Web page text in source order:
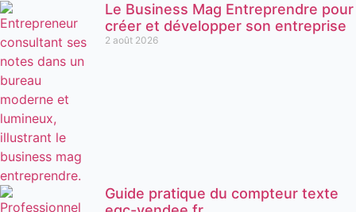
Le Business Mag Entreprendre pour
créer et développer son entreprise
2 août 2026
Guide pratique du compteur texte